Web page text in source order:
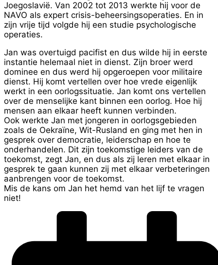
Joegoslavië. Van 2002 tot 2013 werkte hij voor de
NAVO als expert crisis-beheersingsoperaties. En in
zijn vrije tijd volgde hij een studie psychologische
operaties.
Jan was overtuigd pacifist en dus wilde hij in eerste
instantie helemaal niet in dienst. Zijn broer werd
dominee en dus werd hij opgeroepen voor militaire
dienst. Hij komt vertellen over hoe vrede eigenlijk
werkt in een oorlogssituatie. Jan komt ons vertellen
over de menselijke kant binnen een oorlog. Hoe hij
mensen aan elkaar heeft kunnen verbinden.
Ook werkte Jan met jongeren in oorlogsgebieden
zoals de Oekraïne, Wit-Rusland en ging met hen in
gesprek over democratie, leiderschap en hoe te
onderhandelen. Dit zijn toekomstige leiders van de
toekomst, zegt Jan, en dus als zij leren met elkaar in
gesprek te gaan kunnen zij met elkaar verbeteringen
aanbrengen voor de toekomst.
Mis de kans om Jan het hemd van het lijf te vragen
niet!